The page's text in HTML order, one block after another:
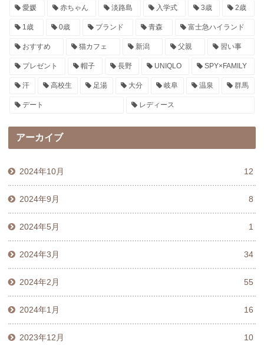
愛媛 赤ちゃん 淡路島 入学式 3歳 2歳
1歳 0歳 ブランド 青森 富士急ハイランド
おすすめ 猫カフェ 新潟 父親 習い事
プレゼント 帽子 長野 UNIQLO SPY×FAMILY
汗 高校生 足湯 大分 岐阜 温泉 群馬
デート レディース
アーカイブ
2024年10月 12
2024年9月 8
2024年5月 1
2024年3月 34
2024年2月 55
2024年1月 16
2023年12月 10